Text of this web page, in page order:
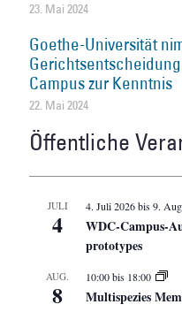
23. Mai 2024
Goethe-Universität
Campus zur Kenntnis
22. Mai 2024
Öffentliche
JULI
4
4. Juli 2026bis9.
WDC-Campus-
prototypes
AUG.
8
10:00bis 18:00
Multispezies